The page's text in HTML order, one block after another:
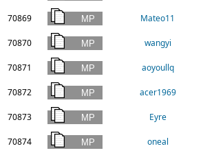
70869 Mateo11
70870 wangyi
70871 aoyoullq
70872 acer1969
70873 Eyre
70874 oneal